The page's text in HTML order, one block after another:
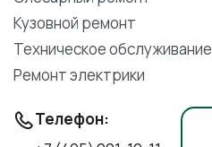
Кузовной ремонт
Техническое обслуживание
Ремонт электрики
Телефон: